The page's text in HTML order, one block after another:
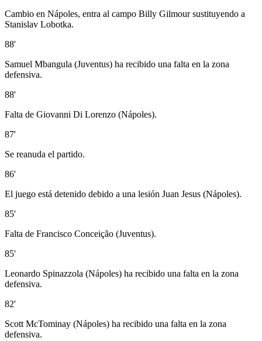
Cambio en Nápoles, entra al campo Billy Gilmour sustituyendo a
Stanislav Lobotka.
88'
Samuel Mbangula (Juventus) ha recibido una falta en la zona
defensiva.
88'
Falta de Giovanni Di Lorenzo (Nápoles).
87'
Se reanuda el partido.
86'
El juego está detenido debido a una lesión Juan Jesus (Nápoles).
85'
Falta de Francisco Conceição (Juventus).
85'
Leonardo Spinazzola (Nápoles) ha recibido una falta en la zona
defensiva.
82'
Scott McTominay (Nápoles) ha recibido una falta en la zona
defensiva.